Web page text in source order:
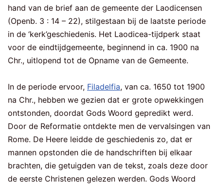
hand van de brief aan de gemeente der Laodicensen
(Openb. 3 : 14 – 22), stilgestaan bij de laatste periode
in de ‘kerk’geschiedenis. Het Laodicea-tijdperk staat
voor de eindtijdgemeente, beginnend in ca. 1900 na
Chr., uitlopend tot de Opname van de Gemeente.
In de periode ervoor, Filadelfia, van ca. 1650 tot 1900
na Chr., hebben we gezien dat er grote opwekkingen
ontstonden, doordat Gods Woord gepredikt werd.
Door de Reformatie ontdekte men de vervalsingen van
Rome. De Heere leidde de geschiedenis zo, dat er
mannen opstonden die de handschriften bij elkaar
brachten, die getuigden van de tekst, zoals deze door
de eerste Christenen gelezen werden. Gods Woord